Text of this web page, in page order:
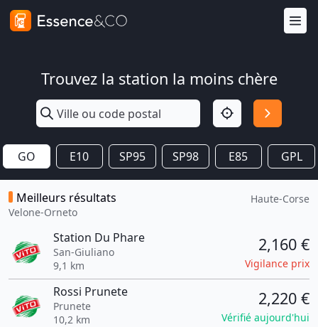
Trouvez la station la moins chère
GO E10 SP95 SP98 E85 GPL
Meilleurs résultats
Velone-Orneto
Haute-Corse
Station Du Phare
San-Giuliano
9,1 km
2,160 €
Vigilance prix
Rossi Prunete
Prunete
10,2 km
2,220 €
Vérifié aujourd'hui